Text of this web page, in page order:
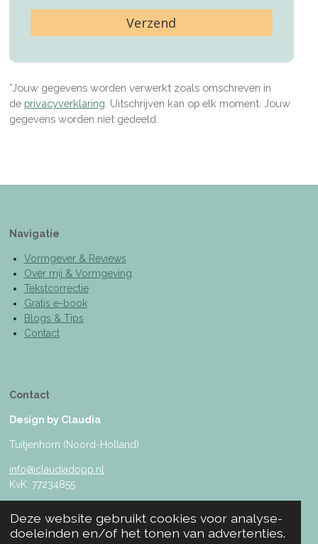
Deze website gebruikt cookies voor analyse-
doeleinden en/of het tonen van advertenties.
Verzend
*Jouw gegevens worden verwerkt zoals omschreven in
de privacyverklaring . Uitschrijven kan op elk moment. Jouw
gegevens worden niet gedeeld.
Navigatie
Vormgever & Reviews
Over mij & Vormgeving
Tekstcorrectie
Gratis e-book
Blogs & Tips
Contact
Contact
Design by Claudia
Tuitjenhorn (Noord-Holland)
info@claudiadopp.nl
KvK: 77234855